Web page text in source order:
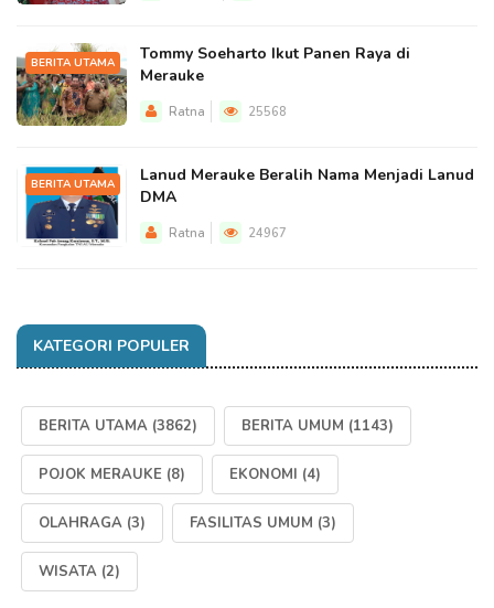
BERITA UTAMA
Tommy Soeharto Ikut Panen Raya di
Merauke
Ratna 25568
BERITA UTAMA
Lanud Merauke Beralih Nama Menjadi Lanud
DMA
Ratna 24967
KATEGORI POPULER
BERITA UTAMA (3862) BERITA UMUM (1143)
POJOK MERAUKE (8) EKONOMI (4)
OLAHRAGA (3) FASILITAS UMUM (3)
WISATA (2)